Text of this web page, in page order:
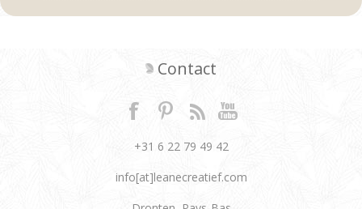
Contact
+31 6 22 79 49 42
info[at]leanecreatief.com